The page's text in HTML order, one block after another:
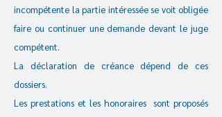
incompétente la partie intéressée se voit obligée
faire ou continuer une demande devant le juge
compétent.
La déclaration de créance dépend de ces
dossiers.
Les prestations et les honoraires sont proposés